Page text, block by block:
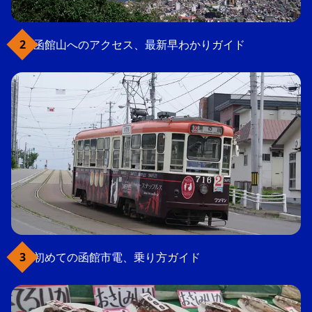
函館山へのアクセス、最新早わかりガイド
初めての函館市電、乗り方ガイド